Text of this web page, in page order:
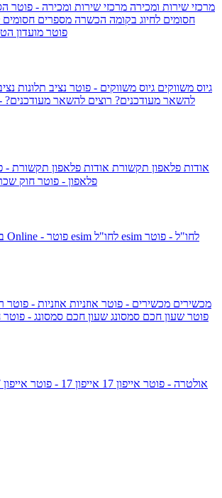
מרכזי שירות ומכירה מרכזי שירות ומכירה - פוטר
חסומים לחיוג בקומה הכשרה מספרים חסומים
IsraelieSIM by Pelephone - פוטר מועדון
גיוס משווקים גיוס משווקים - פוטר נציב תלונות
להשאר מעודכנים? רוצים להשאר מעודכנים?
אודות פלאפון תקשורת אודות פלאפון תקשורת -
פלאפון - פוטר חוק
esim לחו"ל - פוטר
מכשירים מכשירים - פוטר אוזניות אוזניות - פוטר
שעון Apple Watch Series 10 - פוטר שעון חכם סמסונג שעון חכם סמסונג - פוטר
גלקסי S26 אולטרה - פוטר אייפון 17 אייפון 17 - פוטר אייפון 17 פרו